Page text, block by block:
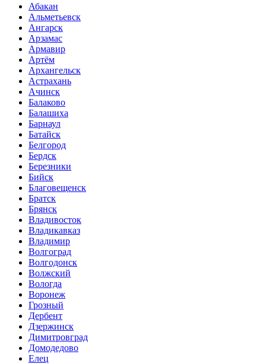
Абакан
Альметьевск
Ангарск
Арзамас
Армавир
Артём
Архангельск
Астрахань
Ачинск
Балаково
Балашиха
Барнаул
Батайск
Белгород
Бердск
Березники
Бийск
Благовещенск
Братск
Брянск
Владивосток
Владикавказ
Владимир
Волгоград
Волгодонск
Волжский
Вологда
Воронеж
Грозный
Дербент
Дзержинск
Димитровград
Домодедово
Елец